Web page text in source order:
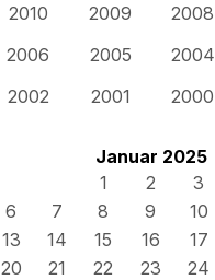
2010
2009 2008
2006
2005 2004
2002
2001 2000
Januar 2025
1
2 3
6
7 8 9 10
13
14 15 16 17
20
21 22 23 24